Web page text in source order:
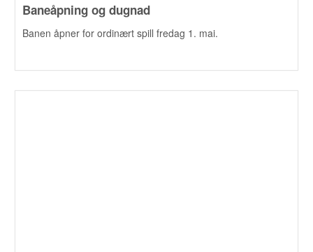
Baneåpning og dugnad
Banen åpner for ordinært spill fredag 1. mai.